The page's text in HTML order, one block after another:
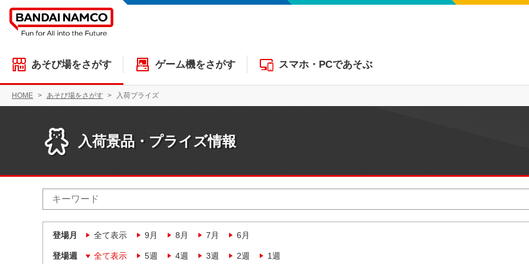
あそび場をさがす ゲーム機をさがす スマホ・PCであそぶ
HOME あそび場をさがす 入荷プライズ
入荷景品・プライズ情報
登場月 全て表示 9月 8月 7月 6月
登場週 全て表示 5週 4週 3週 2週 1週